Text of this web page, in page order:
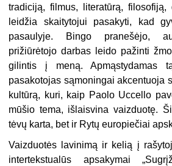
tradiciją, filmus, literatūrą,
leidžia skaitytojui pasakyti, kad
pasaulyje. Bingo pranešėjo,
prižiūrėtojo darbas leido pažinti
gilintis į meną. Apmąstydamas
pasakotojas sąmoningai akcentuoja
kultūrą, kuri, kaip Paolo Uccello
mūšio tema, išlaisvina vaizduotę.
tėvų karta, bet ir Rytų europiečiai
Vaizduotės lavinimą ir kelią į
intertekstualūs apsakymai